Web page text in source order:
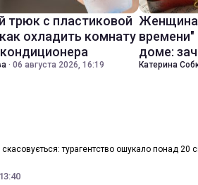
трюк с пластиковой
охладить комнату
· 06 августа 2026, 16:19
Женщина
времени"
доме:
Катерина
скасовується: турагентство ошукало понад 20